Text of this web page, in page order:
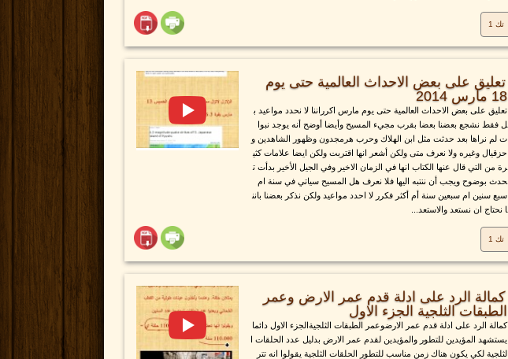
تك 1
تعليق على بعض الاحداث العالمية حتى يوم
18 مارس 2014
تعليق على بعض الاحداث العالمية حتى يوم مارس اكرراننا لا نحدد مواعيد ب
ل فقط نشجع بعضنا بعضا بقرب مجيء المسيح وأيضا أوضح أنه يوجد نبوا
ت لم نراها بعد حدثت مثل ابن الهلاك وحرب هرمجدون وظهور الشاهدين و
حزقيال وغيره ولا نعرف متى ولكن أشعر انها اقتربت ولكن ايضا علامات كثي
رة من التي قال عنها الكتاب انها في الزمان الاخير وفي الجيل الأخير بدأت ت
حدث بوضوح ويجب أن ننتبه اليها فلا نعرف هل المسيح سياتي في سنة ام
سبع سنين ام سبعين سنة أم أكثر فكرر لا احدد مواعيد ولكن نذكر بعضنا بانن
ا نحتاج ان نستعد والاستعد...
تك 1
كمالة الرد على ادلة قدم عمر الارض وعمر
الطبقات الثلجية الجزء الاول
كمالة الرد على ادلة قدم عمر الارضوعمر الطبقات الثلجيةالجزء الاول دائما
يستشهد المؤيدين للتطور والمؤيدين لقدم عمر الارض بدليل عدد الحلقات ا
لثلجية لكي يكون هناك زمن مناسب للتطور الحلقات الثلجية يقولوا انه تتر